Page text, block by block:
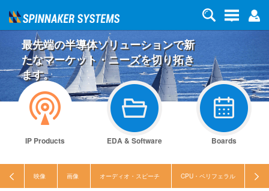
最先端の半導体ソリューションで新
たなマーケット・ニーズを切り拓き
ます。
IP Products EDA & Software Boards
映像 画像 オーディオ・スピーチ CPU・ペリフェラル セ